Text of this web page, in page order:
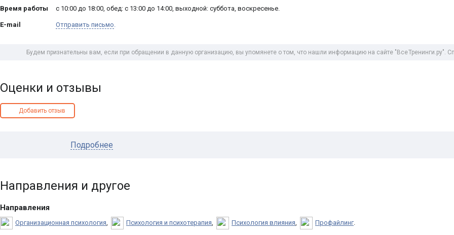
Время работы с 10:00 до 18:00, обед: с 13:00 до 14:00, выходной: суббота, воскресенье.
E-mail Отправить письмо.
Будем признательны вам, если при обращении в данную организацию, вы упомянете о том, что нашли информацию на сайте " Все Тренинги .ру".
Оценки и отзывы
Добавить отзыв
Подробнее
Направления и другое
Направления
Организационная психология Психология и психотерапия Психология влияния Профайлинг.